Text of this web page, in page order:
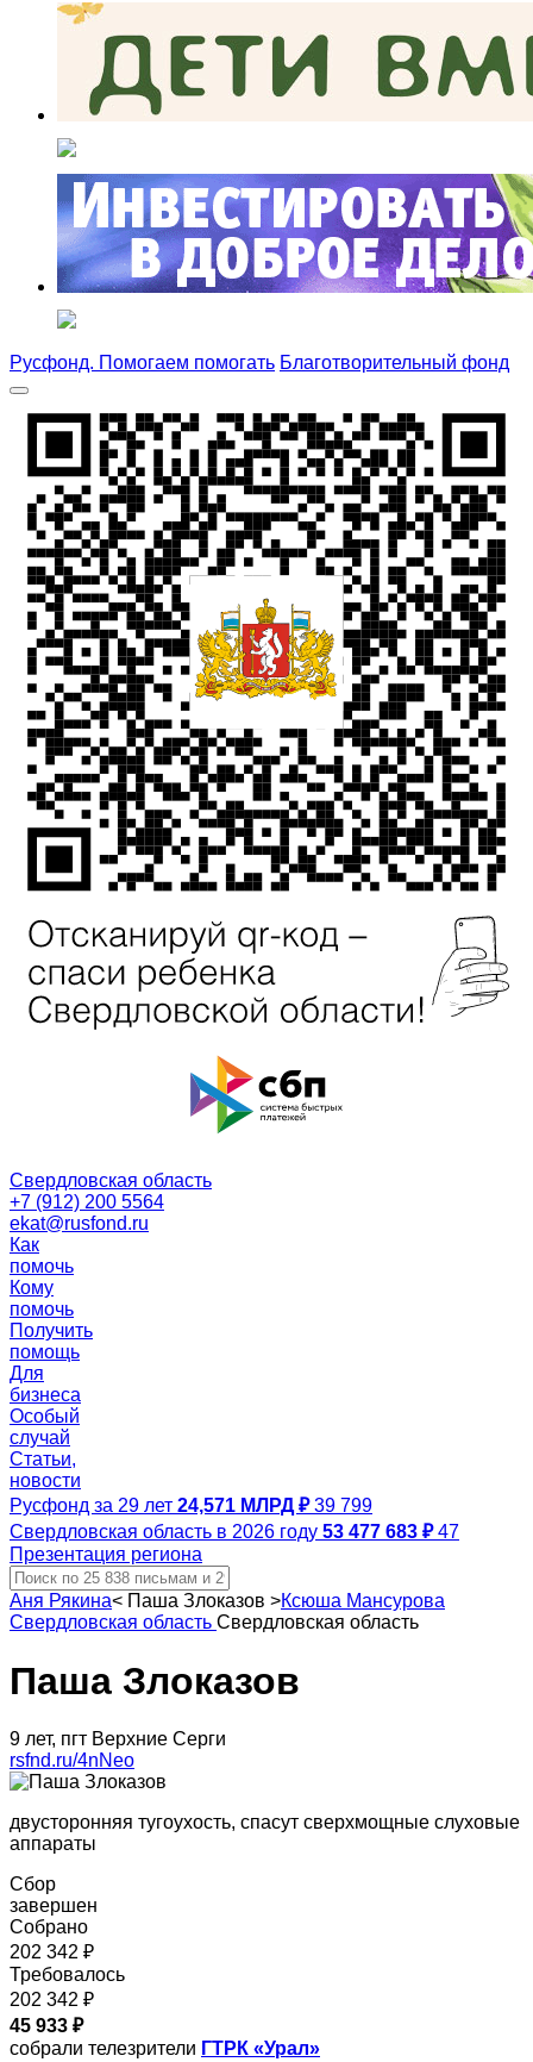
Русфонд. Помогаем помогать Благотворительный фонд
Свердловская область
+7 (912) 200 5564
ekat@rusfond.ru
Как
помочь
Кому
помочь
Получить
помощь
Для
бизнеса
Особый
случай
Статьи,
новости
Русфонд за 29 лет 24,571 МЛРД ₽ 39 799
Свердловская область в 2026 году 53 477 683 ₽ 47
Презентация региона
Аня Рякина< Паша Злоказов >Ксюша Мансурова
Свердловская область Свердловская область
Паша Злоказов
9 лет, пгт Верхние Серги
rsfnd.ru/4nNeo
двусторонняя тугоухость, спасут сверхмощные слуховые
аппараты
Сбор
завершен
Собрано
202 342 ₽
Требовалось
202 342 ₽
45 933 ₽
собрали телезрители ГТРК «Урал»